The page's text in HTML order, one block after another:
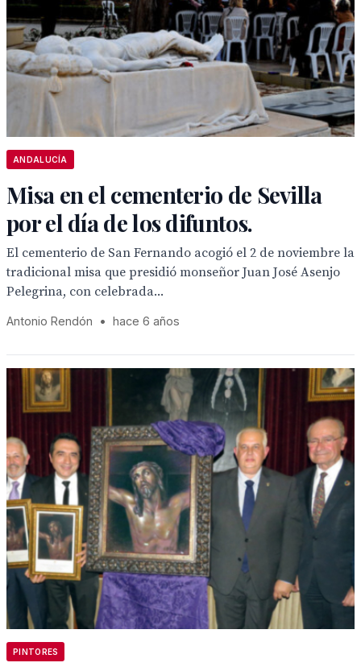
ANDALUCÍA
Misa en el cementerio de Sevilla
por el día de los difuntos.
El cementerio de San Fernando acogió el 2 de noviembre la
tradicional misa que presidió monseñor Juan José Asenjo
Pelegrina, con celebrada...
Antonio Rendón • hace 6 años
PINTORES